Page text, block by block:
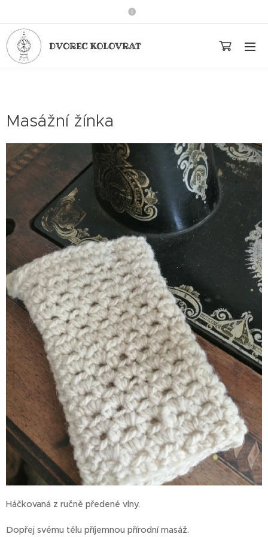
DVOREC KOLOVRAT
Masážní žínka
Háčkovaná z ručně předené vlny.
Dopřej svému tělu příjemnou přírodní masáž.